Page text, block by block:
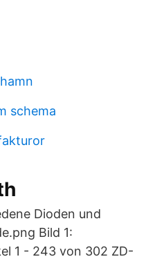
schema
Dioden und
Bild 1:
1 - 243 von 302 ZD-